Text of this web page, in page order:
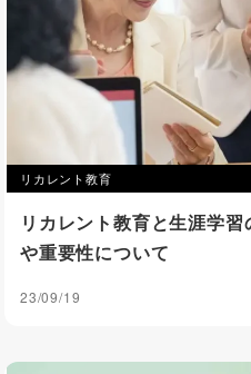
リカレント教育
リカレント教育と生涯学
や重要性について
23/09/19